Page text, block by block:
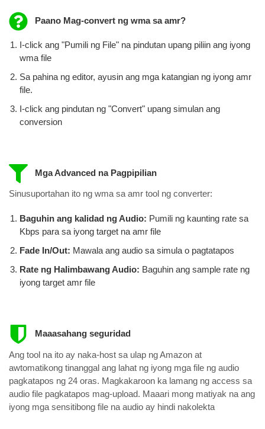
Paano Mag-convert ng wma sa amr?
I-click ang "Pumili ng File" na pindutan upang piliin ang iyong
wma file
Sa pahina ng editor, ayusin ang mga katangian ng iyong amr
file.
I-click ang pindutan ng "Convert" upang simulan ang
conversion
Mga Advanced na Pagpipilian
Sinusuportahan ito ng wma sa amr tool ng converter:
Baguhin ang kalidad ng Audio: Pumili ng kaunting rate sa
Kbps para sa iyong target na amr file
Fade In/Out: Mawala ang audio sa simula o pagtatapos
Rate ng Halimbawang Audio: Baguhin ang sample rate ng
iyong target amr file
Maaasahang seguridad
Ang tool na ito ay naka-host sa ulap ng Amazon at
awtomatikong tinanggal ang lahat ng iyong mga file ng audio
pagkatapos ng 24 oras. Magkakaroon ka lamang ng access sa
audio file pagkatapos mag-upload. Maaari mong matiyak na ang
iyong mga sensitibong file na audio ay hindi nakolekta